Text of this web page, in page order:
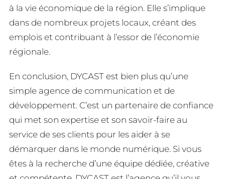
à la vie économique de la région. Elle s’implique
dans de nombreux projets locaux, créant des
emplois et contribuant à l’essor de l’économie
régionale.
En conclusion, DYCAST est bien plus qu’une
simple agence de communication et de
développement. C’est un partenaire de confiance
qui met son expertise et son savoir-faire au
service de ses clients pour les aider à se
démarquer dans le monde numérique. Si vous
êtes à la recherche d’une équipe dédiée, créative